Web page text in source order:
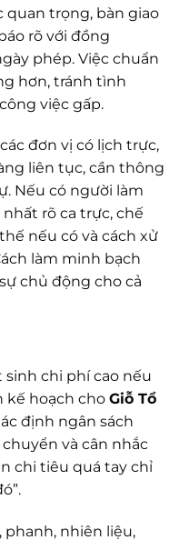
quan trọng, bàn giao
rõ với đồng
phép. Việc chuẩn
hơn, tránh tình
việc gấp.
đơn vị có lịch trực,
liên tục, cần thông
Nếu có người làm
rõ ca trực, chế
nếu có và cách xử
làm minh bạch
chủ động cho cả
chi phí cao nếu
kế hoạch cho Giỗ Tổ
định ngân sách
và cân nhắc
chi tiêu quá tay chỉ
phanh, nhiên liệu,